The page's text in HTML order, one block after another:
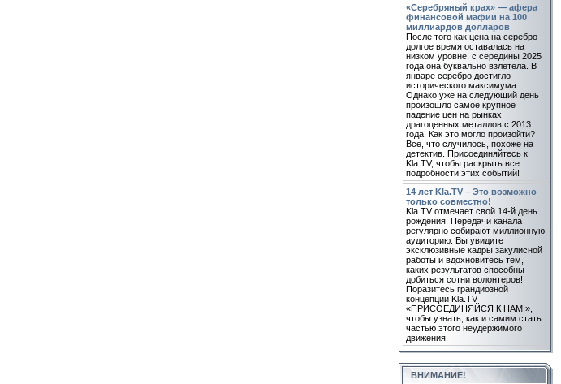
«Серебряный крах» — афера
финансовой мафии на 100
миллиардов долларов
После того как цена на серебро
долгое время оставалась на
низком уровне, с середины 2025
года она буквально взлетела. В
январе серебро достигло
исторического максимума.
Однако уже на следующий день
произошло самое крупное
падение цен на рынках
драгоценных металлов с 2013
года. Как это могло произойти?
Все, что случилось, похоже на
детектив. Присоединяйтесь к
Kla.TV, чтобы раскрыть все
подробности этих событий!
14 лет Kla.TV – Это возможно
только совместно!
Kla.TV отмечает свой 14-й день
рождения. Передачи канала
регулярно собирают миллионную
аудиторию. Вы увидите
эксклюзивные кадры закулисной
работы и вдохновитесь тем,
каких результатов способны
добиться сотни волонтеров!
Поразитесь грандиозной
концепции Kla.TV
«ПРИСОЕДИНЯЙСЯ К НАМ!»,
чтобы узнать, как и самим стать
частью этого неудержимого
движения.
ВНИМАНИЕ!